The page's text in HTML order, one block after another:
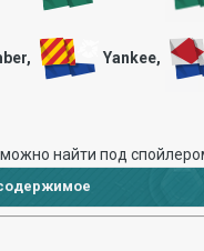
Yankee,
найти под